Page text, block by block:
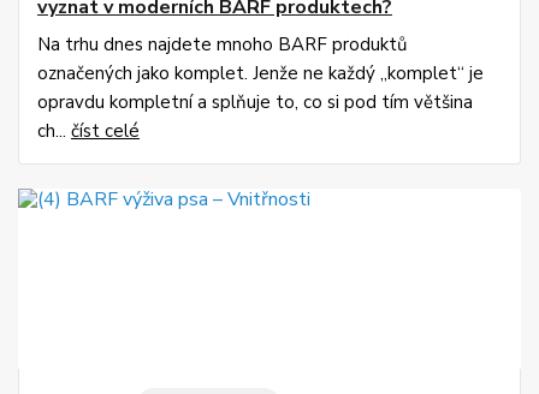
vyznat v moderních BARF produktech?
Na trhu dnes najdete mnoho BARF produktů
označených jako komplet. Jenže ne každý „komplet“ je
opravdu kompletní a splňuje to, co si pod tím většina
ch... číst celé